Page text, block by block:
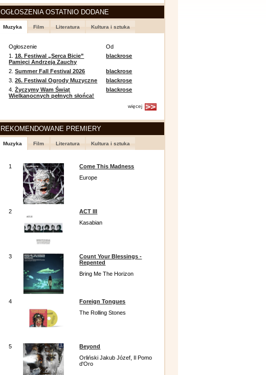
OGŁOSZENIA OSTATNIO DODANE
Muzyka Film Literatura Kultura i sztuka
Ogłoszenie
Od
1.18. Festiwal „Serca Bicie”
Pamięci Andrzeja Zauchy
blackrose
2.Summer Fall Festival 2026
blackrose
3.26. Festiwal Ogrody Muzyczne
blackrose
4.Życzymy Wam Świąt
Wielkanocnych pełnych słońca!
blackrose
więcej
REKOMENDOWANE PREMIERY
Muzyka Film Literatura Kultura i sztuka
1
Come This Madness
Europe
2
ACT III
Kasabian
3
Count Your Blessings -
Repented
Bring Me The Horizon
4
Foreign Tongues
The Rolling Stones
5
Beyond
Orliński Jakub Józef, Il Pomo
d'Oro